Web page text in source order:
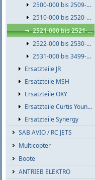
2500-000 bis 2509-999
2510-000 bis 2520-999
2521-000 bis 2521-999
2522-000 bis 2530-999
2531-000 bis 3499-999
Ersatzteile JR
Ersatzteile MSH
Ersatzteile OXY
Ersatzteile Curtis Youngblood
Ersatzteile Synergy
SAB AVIO / RC JETS
Multicopter
Boote
ANTRIEB ELEKTRO